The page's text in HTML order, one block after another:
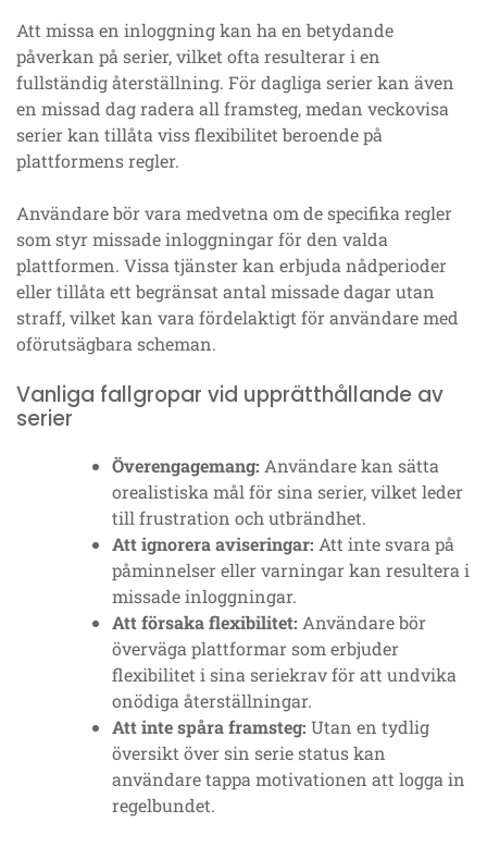
Att missa en inloggning kan ha en betydande
påverkan på serier, vilket ofta resulterar i en
fullständig återställning. För dagliga serier kan även
en missad dag radera all framsteg, medan veckovisa
serier kan tillåta viss flexibilitet beroende på
plattformens regler.
Användare bör vara medvetna om de specifika regler
som styr missade inloggningar för den valda
plattformen. Vissa tjänster kan erbjuda nådperioder
eller tillåta ett begränsat antal missade dagar utan
straff, vilket kan vara fördelaktigt för användare med
oförutsägbara scheman.
Vanliga fallgropar vid upprätthållande av
serier
Överengagemang: Användare kan sätta
orealistiska mål för sina serier, vilket leder
till frustration och utbrändhet.
Att ignorera aviseringar: Att inte svara på
påminnelser eller varningar kan resultera i
missade inloggningar.
Att försaka flexibilitet: Användare bör
överväga plattformar som erbjuder
flexibilitet i sina seriekrav för att undvika
onödiga återställningar.
Att inte spåra framsteg: Utan en tydlig
översikt över sin serie status kan
användare tappa motivationen att logga in
regelbundet.